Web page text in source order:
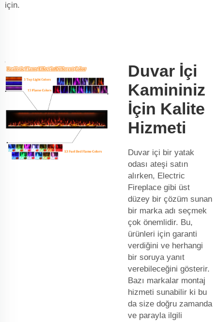
için.
Duvar İçi
Kamininiz
İçin Kalite
Hizmeti
Duvar içi bir yatak
odası ateşi satın
alırken, Electric
Fireplace gibi üst
düzey bir çözüm sunan
bir marka adı seçmek
çok önemlidir. Bu,
ürünleri için garanti
verdiğini ve herhangi
bir soruya yanıt
verebileceğini gösterir.
Bazı markalar montaj
hizmeti sunabilir ki bu
da size doğru zamanda
ve parayla ilgili